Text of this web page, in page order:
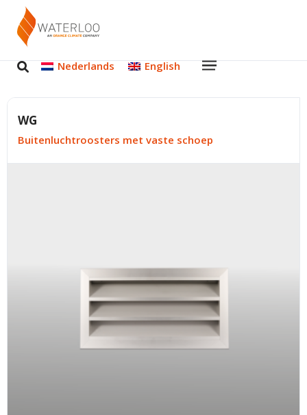
Nederlands English
WG
Buitenluchtroosters met vaste schoep